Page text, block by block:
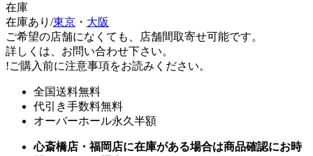
在庫
在庫あり/東京 ・ 大阪
ご希望の店舗になくても、店舗間取寄せ可能です。
詳しくは、お問い合わせ下さい。
!ご購入前に注意事項をお読みください。
全国送料無料
代引き手数料無料
オーバーホール永久半額
心斎橋店・福岡店に在庫がある場合は商品確認にお時